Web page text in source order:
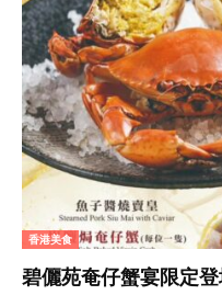
香港美食
碧儷苑奄仔蟹宴限定